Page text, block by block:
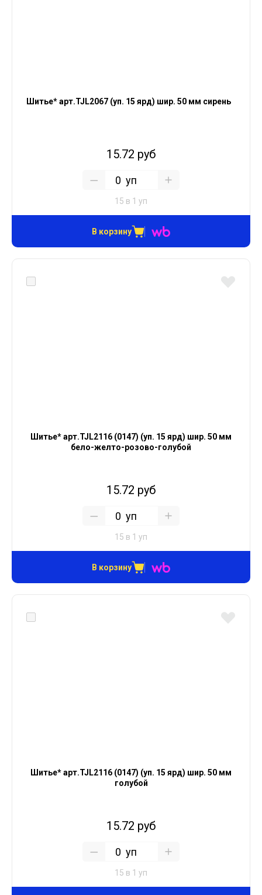
Шитье* арт.TJL2067 (уп. 15 ярд) шир. 50 мм сирень
15.72 руб
уп
15 в 1 уп
В корзину
Шитье* арт.TJL2116 (0147) (уп. 15 ярд) шир. 50 мм
бело-желто-розово-голубой
15.72 руб
уп
15 в 1 уп
В корзину
Шитье* арт.TJL2116 (0147) (уп. 15 ярд) шир. 50 мм
голубой
15.72 руб
уп
15 в 1 уп